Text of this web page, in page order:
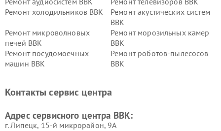
Ремонт холодильников BBK
Ремонт акустических систем
BBK
Ремонт микроволновых
печей BBK
Ремонт морозильных камер
BBK
Ремонт посудомоечных
машин BBK
Ремонт роботов-пылесосов
BBK
Ремонт винных шкафов BBK
Контакты сервис центра
Адрес сервисного центра BBK:
г. Липецк, 15-й микрорайон, 9А